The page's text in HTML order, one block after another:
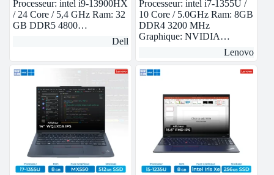
Processeur: intel i9-13900HX
/ 24 Core / 5,4 GHz Ram: 32
GB DDR5 4800…
Dell
Processeur: intel i7-1355U /
10 Core / 5.0GHz Ram: 8GB
DDR4 3200 MHz
Graphique: NVIDIA…
Lenovo